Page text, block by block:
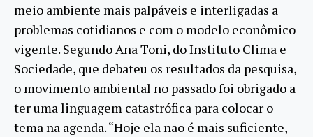
meio ambiente mais palpáveis e interligadas a
problemas cotidianos e com o modelo econômico
vigente. Segundo Ana Toni, do Instituto Clima e
Sociedade, que debateu os resultados da pesquisa,
o movimento ambiental no passado foi obrigado a
ter uma linguagem catastrófica para colocar o
tema na agenda. “Hoje ela não é mais suficiente,